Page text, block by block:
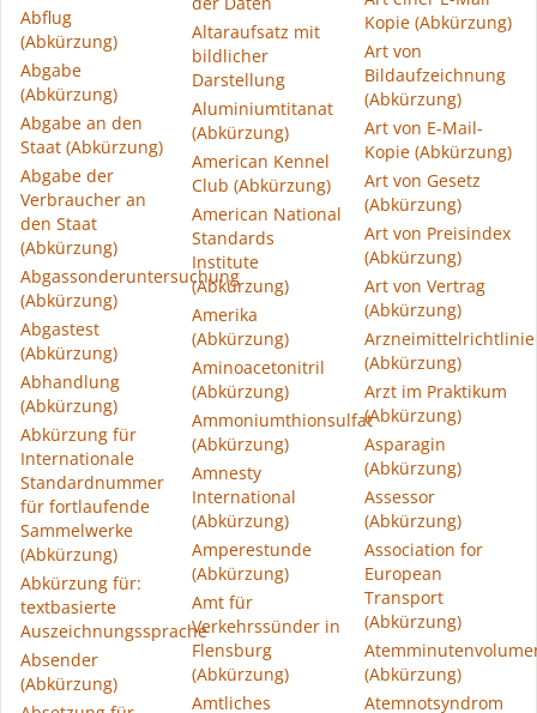
Abflug
(Abkürzung)
Abgabe
(Abkürzung)
Abgabe an den
Staat (Abkürzung)
Abgabe der
Verbraucher an
den Staat
(Abkürzung)
Abgassonderuntersuchung
(Abkürzung)
Abgastest
(Abkürzung)
Abhandlung
(Abkürzung)
Abkürzung für
Internationale
Standardnummer
für fortlaufende
Sammelwerke
(Abkürzung)
Abkürzung für:
textbasierte
Auszeichnungssprache
Absender
(Abkürzung)
Altaraufsatz mit
bildlicher
Darstellung
Aluminiumtitanat
(Abkürzung)
American Kennel
Club (Abkürzung)
American National
Standards
Institute
(Abkürzung)
Amerika
(Abkürzung)
Aminoacetonitril
(Abkürzung)
Ammoniumthionsulfat
(Abkürzung)
Amnesty
International
(Abkürzung)
Amperestunde
(Abkürzung)
Amt für
Verkehrssünder in
Flensburg
(Abkürzung)
Amtliches
Kopie (Abkürzung)
Art von
Bildaufzeichnung
(Abkürzung)
Art von E-Mail-
Kopie (Abkürzung)
Art von Gesetz
(Abkürzung)
Art von Preisindex
(Abkürzung)
Art von Vertrag
(Abkürzung)
Arzneimittelrichtlinie
(Abkürzung)
Arzt im Praktikum
(Abkürzung)
Asparagin
(Abkürzung)
Assessor
(Abkürzung)
Association for
European
Transport
(Abkürzung)
(Abkürzung)
Atemnotsyndrom